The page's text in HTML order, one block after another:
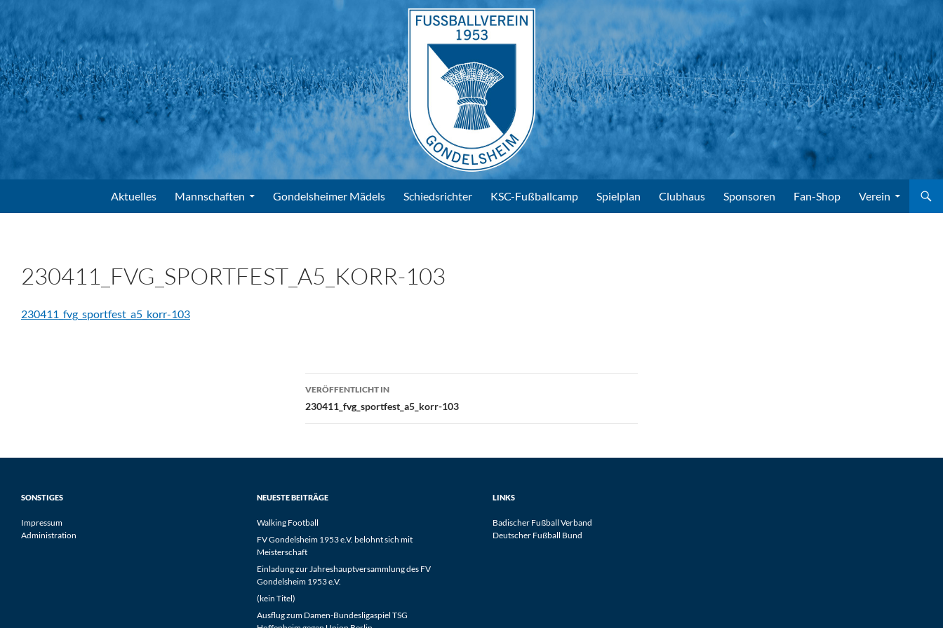
FV Gondelsheim e.V.Zum Inhalt springen
Aktuelles Mannschaften Gondelsheimer Mädels Schiedsrichter KSC-Fußballcamp Spielplan Clubhaus Sponsoren Fan-Shop Verein
230411_FVG_SPORTFEST_A5_KORR-103
230411_fvg_sportfest_a5_korr-103
Beitragsnavigation
VERÖFFENTLICHT IN
230411_fvg_sportfest_a5_korr-103
SONSTIGES
Impressum
Administration
NEUESTE BEITRÄGE
Walking Football
FV Gondelsheim 1953 e.V. belohnt sich mit
Meisterschaft
Einladung zur Jahreshauptversammlung des FV
Gondelsheim 1953 e.V.
(kein Titel)
Ausflug zum Damen-Bundesligaspiel TSG
LINKS
Badischer Fußball Verband
Deutscher Fußball Bund